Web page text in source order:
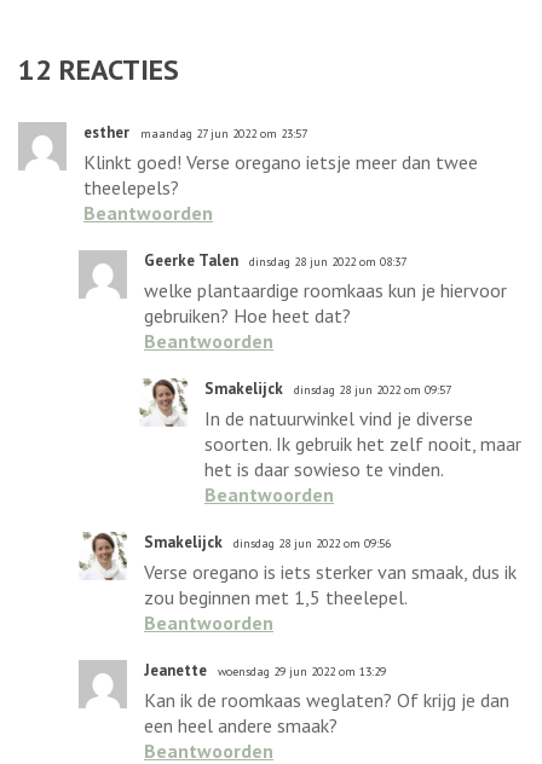
12 REACTIES
esther maandag 27 jun 2022 om 23:57
Klinkt goed! Verse oregano ietsje meer dan twee
theelepels?
Beantwoorden
Geerke Talen dinsdag 28 jun 2022 om 08:37
welke plantaardige roomkaas kun je hiervoor
gebruiken? Hoe heet dat?
Beantwoorden
Smakelijck dinsdag 28 jun 2022 om 09:57
In de natuurwinkel vind je diverse
soorten. Ik gebruik het zelf nooit, maar
het is daar sowieso te vinden.
Beantwoorden
Smakelijck dinsdag 28 jun 2022 om 09:56
Verse oregano is iets sterker van smaak, dus ik
zou beginnen met 1,5 theelepel.
Beantwoorden
Jeanette woensdag 29 jun 2022 om 13:29
Kan ik de roomkaas weglaten? Of krijg je dan
een heel andere smaak?
Beantwoorden